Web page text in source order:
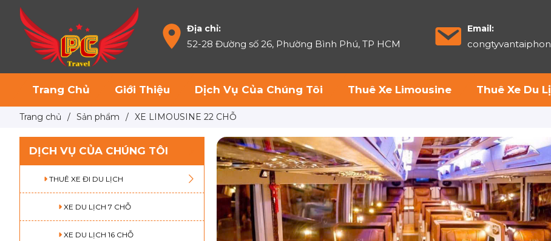
Địa chỉ:
52-28 Đường số 26, Phường Bình Phú, TP HCM
Email:
Trang Chủ Giới Thiệu Dịch Vụ Của Chúng Tôi Thuê Xe Limousine Thuê Xe Du
Trang chủ / Sản phẩm / XE LIMOUSINE 22 CHỖ
DỊCH VỤ CỦA CHÚNG TÔI
THUÊ XE ĐI DU LỊCH
XE DU LỊCH 7 CHỖ
XE DU LỊCH 16 CHỖ